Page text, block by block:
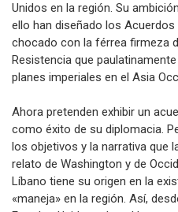
Unidos en la región. Su
ello han diseñado los Acuerdos
chocado con la férrea firmeza
Resistencia que
planes imperiales en el Asia
Ahora pretenden exhibir un
como éxito de su diplomacia.
los objetivos y la narrativa que
relato de Washington y de
Líbano tiene su origen en la
«maneja» en la región. Así,